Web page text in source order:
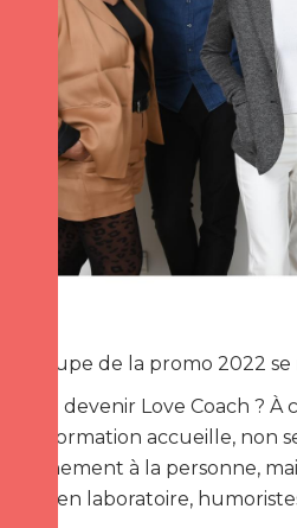
groupe de la promo 2022 se
devenir Love Coach ?
formation accueille, non
à la personne,
en laboratoire,